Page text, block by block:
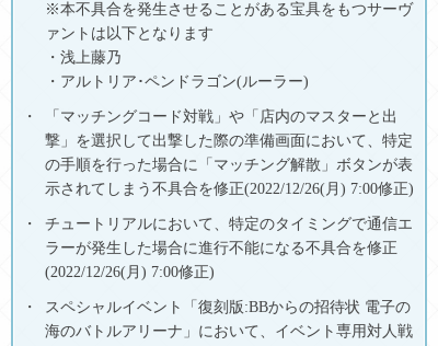
※本不具合を発生させることがある宝具をもつサーヴ
ァントは以下となります
・浅上藤乃
・アルトリア･ペンドラゴン(ルーラー)
「マッチングコード対戦」や「店内のマスターと出
撃」を選択して出撃した際の準備画面において、特定
の手順を行った場合に「マッチング解散」ボタンが表
示されてしまう不具合を修正(2022/12/26(月) 7:00修正)
チュートリアルにおいて、特定のタイミングで通信エ
ラーが発生した場合に進行不能になる不具合を修正
(2022/12/26(月) 7:00修正)
スペシャルイベント「復刻版:BBからの招待状 電子の
海のバトルアリーナ」において、イベント専用対人戦